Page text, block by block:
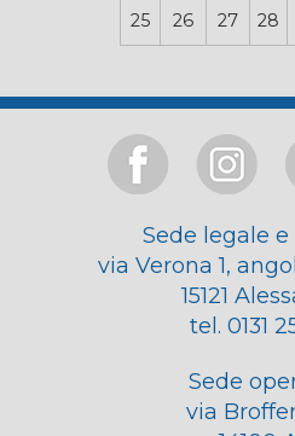
25 26 27 28
Sede legale e
via Verona 1,
15121
tel. 0131
Sede
via